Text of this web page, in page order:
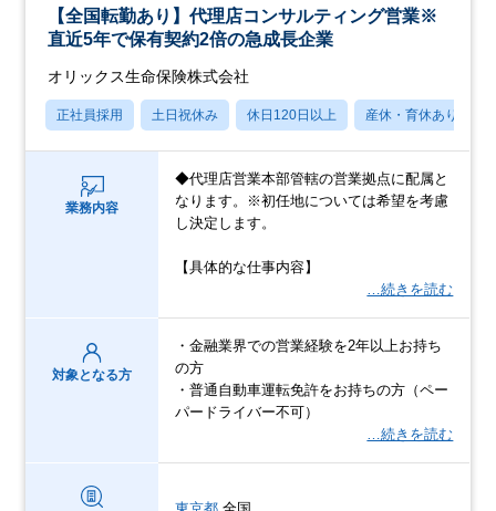
【全国転勤あり】代理店コンサルティング営業※
直近5年で保有契約2倍の急成長企業
オリックス生命保険株式会社
正社員採用 土日祝休み 休日120日以上 産休・育休あり
業務内容
◆代理店営業本部管轄の営業拠点に配属と
なります。※初任地については希望を考慮
し決定します。
【具体的な仕事内容】
…続きを読む
対象となる方
・金融業界での営業経験を2年以上お持ち
の方
・普通自動車運転免許をお持ちの方（ペー
パードライバー不可）
…続きを読む